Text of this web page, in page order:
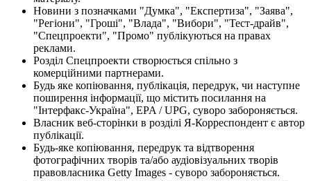
Новини з позначками "Думка", "Експертиза", "Заява",
"Регіони", "Гроші", "Влада", "Вибори", "Тест-драйв",
"Спецпроекти", "Промо" публікуються на правах
реклами.
Розділ Спецпроекти створюється спільно з
комерційними партнерами.
Будь яке копіювання, публікація, передрук, чи наступне
поширення інформації, що містить посилання на
"Інтерфакс-Україна", EPA / UPG, суворо забороняється.
Власник веб-сторінки в розділі Я-Корреспондент є автор
публікації.
Будь-яке копіювання, передрук та відтворення
фотографічних творів та/або аудіовізуальних творів
правовласника Getty Images - суворо забороняється.